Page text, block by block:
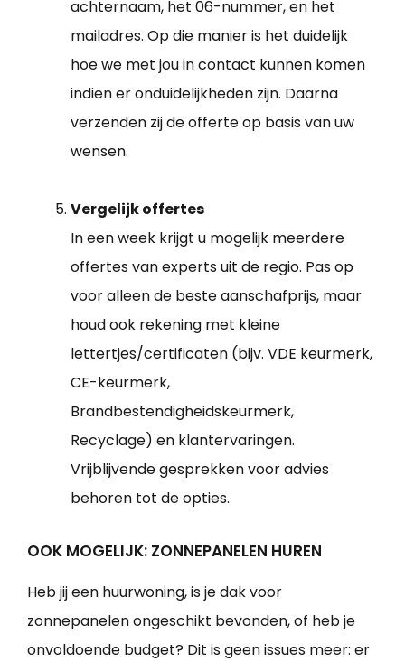
achternaam, het 06-nummer, en het
mailadres. Op die manier is het duidelijk
hoe we met jou in contact kunnen komen
indien er onduidelijkheden zijn. Daarna
verzenden zij de offerte op basis van uw
wensen.
Vergelijk offertes
In een week krijgt u mogelijk meerdere
offertes van experts uit de regio. Pas op
voor alleen de beste aanschafprijs, maar
houd ook rekening met kleine
lettertjes/certificaten (bijv. VDE keurmerk,
CE-keurmerk,
Brandbestendigheidskeurmerk,
Recyclage) en klantervaringen.
Vrijblijvende gesprekken voor advies
behoren tot de opties.
OOK MOGELIJK: ZONNEPANELEN HUREN
Heb jij een huurwoning, is je dak voor
zonnepanelen ongeschikt bevonden, of heb je
onvoldoende budget? Dit is geen issues meer: er